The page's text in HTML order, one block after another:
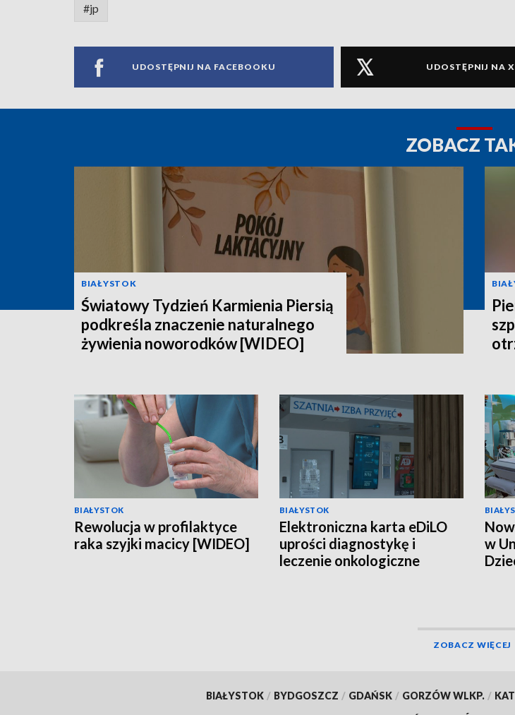
#jp
UDOSTĘPNIJ NA FACEBOOKU UDOSTĘPNIJ NA X
ZOBACZ
BIAŁYSTOK
Światowy Tydzień Karmienia Piersią
podkreśla znaczenie naturalnego
żywienia noworodków [WIDEO]
BIAŁYSTOK
Rewolucja w profilaktyce
raka szyjki macicy [WIDEO]
BIAŁYSTOK
Elektroniczna karta eDiLO
uprości diagnostykę i
leczenie onkologiczne
w
ZOBACZ WIĘCEJ
BIAŁYSTOK / BYDGOSZCZ / GDAŃSK / GORZÓW WLKP. /